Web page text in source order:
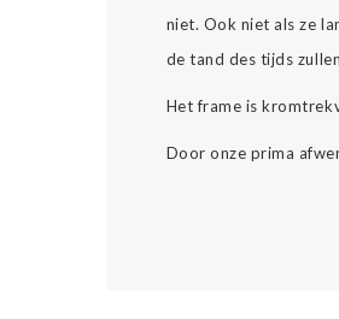
niet. Ook niet als ze
de tand des tijds
Het frame is
Door onze prima